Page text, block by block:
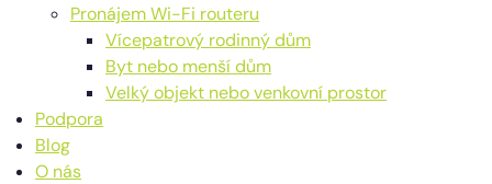
Pronájem Wi-Fi routeru
Vícepatrový rodinný dům
Byt nebo menší dům
Velký objekt nebo venkovní prostor
Podpora
Blog
O nás